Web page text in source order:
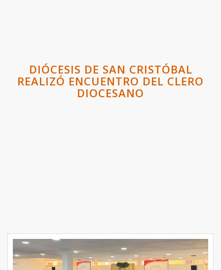
DIÓCESIS DE SAN CRISTÓBAL
REALIZÓ ENCUENTRO DEL CLERO
DIOCESANO